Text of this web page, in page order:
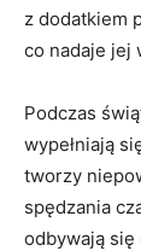
z dodatkiem
co nadaje ⁢jej
Podczas
wypełniają
tworzy
spędzania
‌odbywają